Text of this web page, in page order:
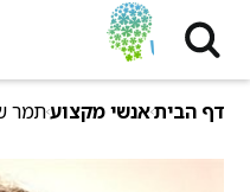
דף הביתאנשי מקצועתמר